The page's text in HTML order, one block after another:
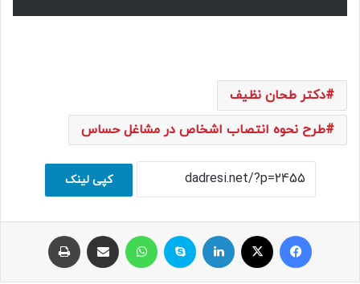
دکتر طحان نظیف
طرح نحوه انتصاب اشخاص در مشاغل حساس
کپی لینک
فیسبوک ایکس لینکداین اسکایپ اشتراک با ایمیل